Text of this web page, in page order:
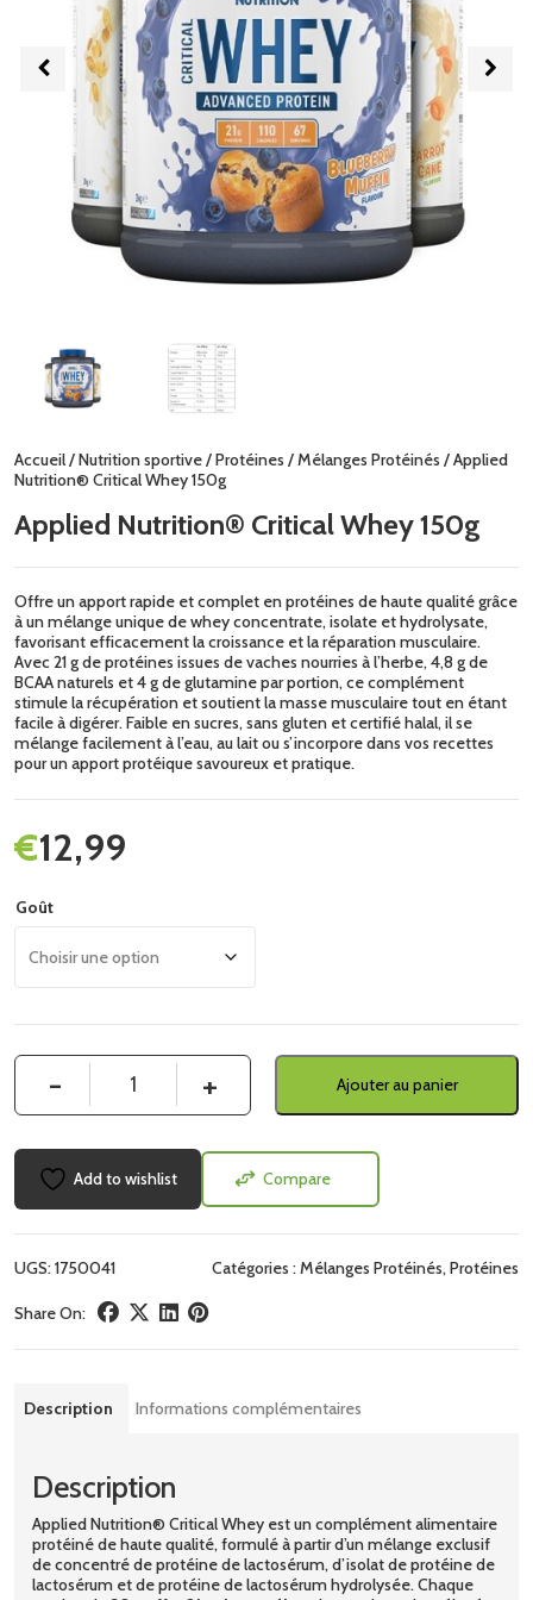
Accueil/Nutrition sportive/Protéines /Mélanges Protéinés / Applied
Nutrition® Critical Whey 150g
Applied Nutrition® Critical Whey 150g
Offre un apport rapide et complet en protéines de haute qualité grâce
à un mélange unique de whey concentrate, isolate et hydrolysate,
favorisant efficacement la croissance et la réparation musculaire.
Avec 21 g de protéines issues de vaches nourries à l’herbe, 4,8 g de
BCAA naturels et 4 g de glutamine par portion, ce complément
stimule la récupération et soutient la masse musculaire tout en étant
facile à digérer. Faible en sucres, sans gluten et certifié halal, il se
mélange facilement à l’eau, au lait ou s’incorpore dans vos recettes
pour un apport protéique savoureux et pratique.
12,99
€
Goût
Ajouter au panier
Add to wishlist Compare
UGS:1750041 Catégories :Mélanges Protéinés, Protéines
Share On:
Description Informations complémentaires
Description
Applied Nutrition® Critical Whey est un complément alimentaire
protéiné de haute qualité, formulé à partir d’un mélange exclusif
de concentré de protéine de lactosérum, d’isolat de protéine de
lactosérum et de protéine de lactosérum hydrolysée. Chaque